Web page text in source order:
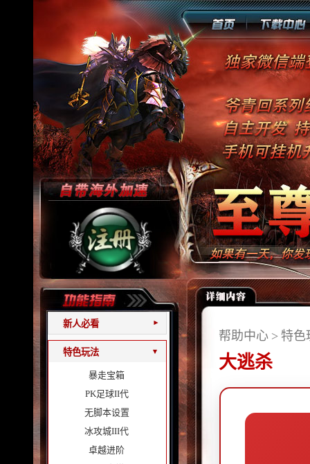
新人必看 ▾
特色玩法 ▾
暴走宝箱
PK足球II代
无脚本设置
冰攻城III代
卓越进阶
帮助中心 > 特色
大逃杀